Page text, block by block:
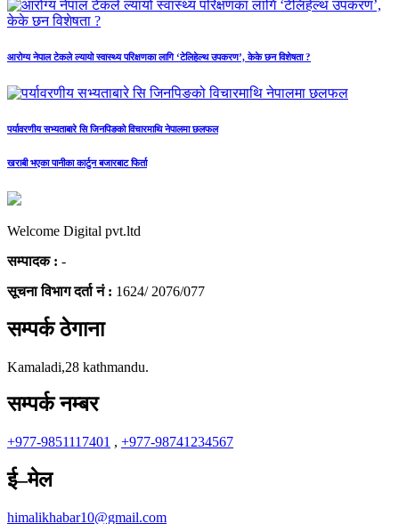
आरोग्य नेपाल टेकले ल्यायो स्वास्थ्य परिक्षणका लागि ‘टेलिहेल्थ उपकरण’, केके छन विशेषता ?
पर्यावरणीय सभ्यताबारे सि जिनपिङको विचारमाथि नेपालमा छलफल
खराबी भएका पानीका कार्टुन बजारबाट फिर्ता
Welcome Digital pvt.ltd
सम्पादक : -
सूचना विभाग दर्ता नं : 1624/ 2076/077
सम्पर्क ठेगाना
Kamaladi,28 kathmandu.
सम्पर्क नम्बर
+977-9851117401 , +977-98741234567
ई–मेल
himalikhabar10@gmail.com